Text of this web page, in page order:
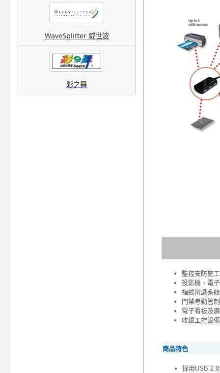
WaveSplitter 威世波
彩之舞
監控安防施工
投影機、電
指紋辨識系統
門禁考勤管
電子看板及
收銀工控設
商品特色
採用USB